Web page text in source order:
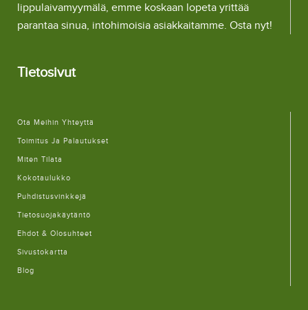
lippulaivamyymälä, emme koskaan lopeta yrittää
parantaa sinua, intohimoisia asiakkaitamme. Osta nyt!
Tietosivut
Ota Meihin Yhteyttä
Toimitus Ja Palautukset
Miten Tilata
Kokotaulukko
Puhdistusvinkkejä
Tietosuojakäytäntö
Ehdot & Olosuhteet
Sivustokartta
Blog